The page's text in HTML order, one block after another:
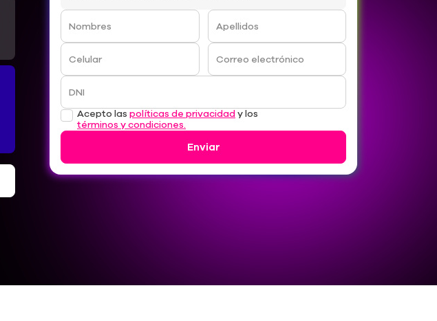
Nombres Apellidos
Celular Correo electrónico
DNI
Acepto las políticas de privacidady los
términos y condiciones.
Enviar